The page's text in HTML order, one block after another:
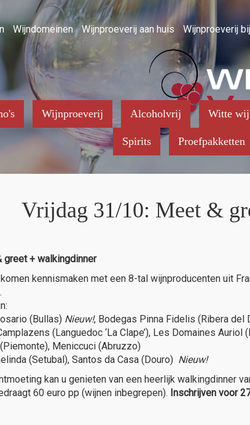
Wijndomeinen Wijnproeverij aan huis Wijnproeverij
Wijnproeverij Alcoholvrij Witte
Spirits Proefpakketten
Vrijdag 31/10: Meet &
greet + walkingdinner
kennismaken met een 8-tal wijnproducenten uit
(Bullas) Nieuw!, Bodegas Pinna Fidelis (Ribera del
(Languedoc ‘La Clape’), Les Domaines Auriol
Meniccuci (Abruzzo)
(Setubal), Santos da Casa (Douro) Nieuw!
kan u genieten van een heerlijk walkingdinner
60 euro pp (wijnen inbegrepen). Inschrijven voor